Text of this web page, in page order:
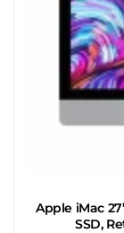
Apple iMac
SSD,